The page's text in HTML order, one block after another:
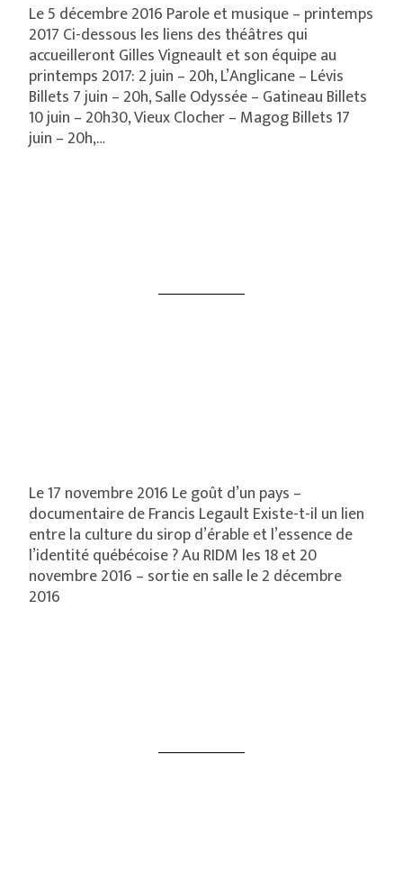
Le 5 décembre 2016 Parole et musique – printemps
2017 Ci-dessous les liens des théâtres qui
accueilleront Gilles Vigneault et son équipe au
printemps 2017: 2 juin – 20h, L’Anglicane – Lévis
Billets 7 juin – 20h, Salle Odyssée – Gatineau Billets
10 juin – 20h30, Vieux Clocher – Magog Billets 17
juin – 20h,…
Le 17 novembre 2016 Le goût d’un pays –
documentaire de Francis Legault Existe-t-il un lien
entre la culture du sirop d’érable et l’essence de
l’identité québécoise ? Au RIDM les 18 et 20
novembre 2016 – sortie en salle le 2 décembre
2016